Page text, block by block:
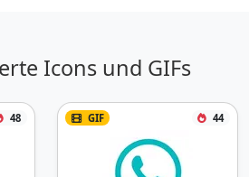
Icons und GIFs
48 GIF 44